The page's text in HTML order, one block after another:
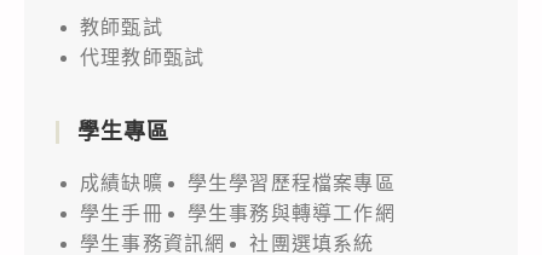
教師甄試
代理教師甄試
學生專區
成績缺曠
學生學習歷程檔案專區
學生手冊
學生事務與轉導工作網
學生事務資訊網
社團選填系統